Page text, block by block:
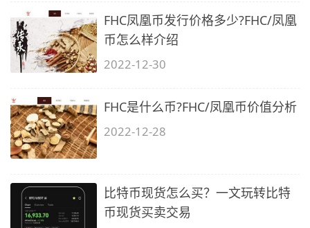
FHC凤凰币发行价格多少?FHC/凤凰
币怎么样介绍
2022-12-30
FHC是什么币?FHC/凤凰币价值分析
2022-12-28
比特币现货怎么买？一文玩转比特
币现货买卖交易